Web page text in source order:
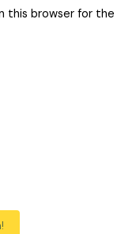
this browser for the